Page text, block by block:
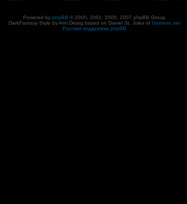
Powered by phpBB © 2000, 2002, 2005, 2007 phpBB Group
DarkFantasy Style by Arm Dearg based on Daniel St. Jules of Gamexe.net
Русская поддержка phpBB